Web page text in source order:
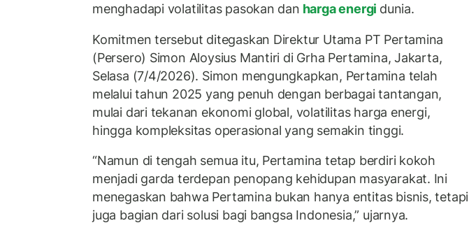
menghadapi volatilitas pasokan dan harga energi dunia.
Komitmen tersebut ditegaskan Direktur Utama PT Pertamina
(Persero) Simon Aloysius Mantiri di Grha Pertamina, Jakarta,
Selasa (7/4/2026). Simon mengungkapkan, Pertamina telah
melalui tahun 2025 yang penuh dengan berbagai tantangan,
mulai dari tekanan ekonomi global, volatilitas harga energi,
hingga kompleksitas operasional yang semakin tinggi.
“Namun di tengah semua itu, Pertamina tetap berdiri kokoh
menjadi garda terdepan penopang kehidupan masyarakat. Ini
menegaskan bahwa Pertamina bukan hanya entitas bisnis, tetapi
juga bagian dari solusi bagi bangsa Indonesia,” ujarnya.